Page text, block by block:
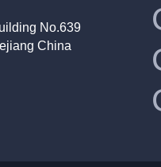
No.639
China